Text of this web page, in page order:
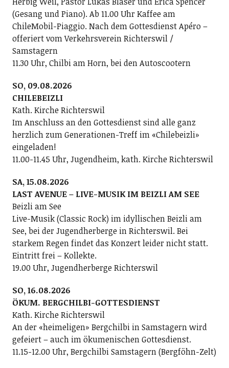
(Gesang und Piano). Ab 11.00 Uhr Kaffee am
ChileMobil-Piaggio. Nach dem Gottesdienst Apéro –
offeriert vom Verkehrsverein Richterswil /
Samstagern
11.30 Uhr, Chilbi am Horn, bei den Autoscootern
SO, 09.08.2026
CHILEBEIZLI
Kath. Kirche Richterswil
Im Anschluss an den Gottesdienst sind alle ganz
herzlich zum Generationen-Treff im «Chilebeizli»
eingeladen!
11.00-11.45 Uhr, Jugendheim, kath. Kirche Richterswil
SA, 15.08.2026
LAST AVENUE – LIVE-MUSIK IM BEIZLI AM SEE
Beizli am See
Live-Musik (Classic Rock) im idyllischen Beizli am
See, bei der Jugendherberge in Richterswil. Bei
starkem Regen findet das Konzert leider nicht statt.
Eintritt frei – Kollekte.
19.00 Uhr, Jugendherberge Richterswil
SO, 16.08.2026
ÖKUM. BERGCHILBI-GOTTESDIENST
Kath. Kirche Richterswil
An der «heimeligen» Bergchilbi in Samstagern wird
gefeiert – auch im ökumenischen Gottesdienst.
11.15-12.00 Uhr, Bergchilbi Samstagern (Bergföhn-Zelt)